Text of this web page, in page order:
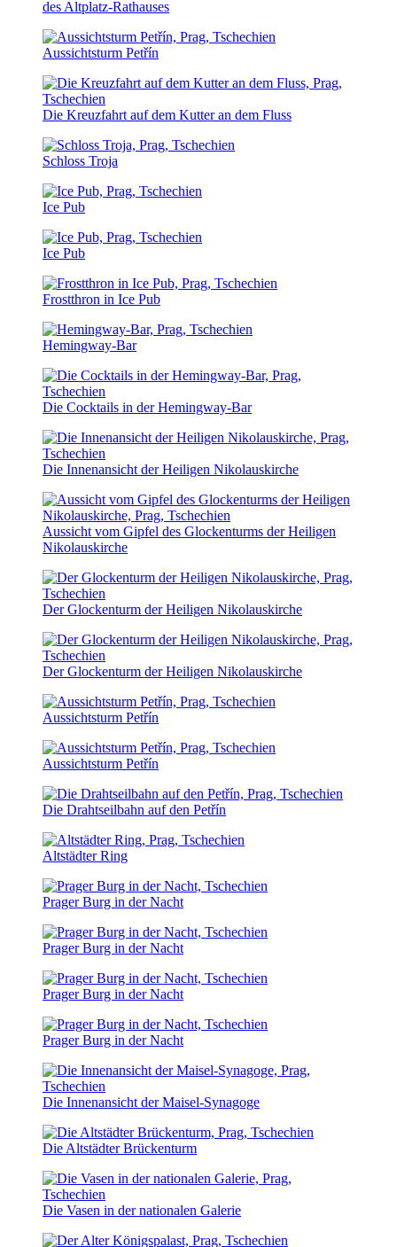
des Altplatz-Rathauses
Aussichtsturm Petřín
Die Kreuzfahrt auf dem Kutter an dem Fluss
Schloss Troja
Ice Pub
Ice Pub
Frostthron in Ice Pub
Hemingway-Bar
Die Cocktails in der Hemingway-Bar
Die Innenansicht der Heiligen Nikolauskirche
Aussicht vom Gipfel des Glockenturms der Heiligen
Nikolauskirche
Der Glockenturm der Heiligen Nikolauskirche
Der Glockenturm der Heiligen Nikolauskirche
Aussichtsturm Petřín
Aussichtsturm Petřín
Die Drahtseilbahn auf den Petřín
Altstädter Ring
Prager Burg in der Nacht
Prager Burg in der Nacht
Prager Burg in der Nacht
Prager Burg in der Nacht
Die Innenansicht der Maisel-Synagoge
Die Altstädter Brückenturm
Die Vasen in der nationalen Galerie